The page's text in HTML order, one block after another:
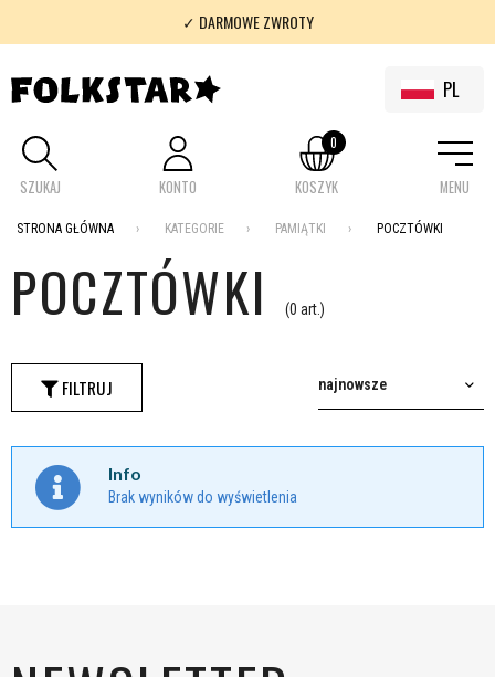
✓ DARMOWE ZWROTY
✓ 100% FOLKLOR
PL
SZUKAJ KONTO KOSZYK
0
MENU
STRONA GŁÓWNA KATEGORIE PAMIĄTKI POCZTÓWKI
POCZTÓWKI (0 art.)
FILTRUJ najnowsze
Info
Brak wyników do wyświetlenia